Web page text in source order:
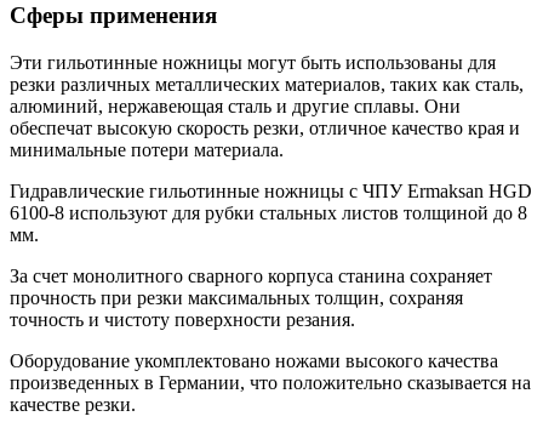
Сферы применения
Эти гильотинные ножницы могут быть использованы для
резки различных металлических материалов, таких как сталь,
алюминий, нержавеющая сталь и другие сплавы. Они
обеспечат высокую скорость резки, отличное качество края и
минимальные потери материала.
Гидравлические гильотинные ножницы с ЧПУ Ermaksan HGD
6100-8 используют для рубки стальных листов толщиной до 8
мм.
За счет монолитного сварного корпуса станина сохраняет
прочность при резки максимальных толщин, сохраняя
точность и чистоту поверхности резания.
Оборудование укомплектовано ножами высокого качества
произведенных в Германии, что положительно сказывается на
качестве резки.